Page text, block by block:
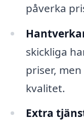
påverka
skickliga
priser,
kvalitet.
Extra